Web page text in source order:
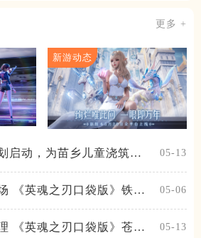
更多 +
新游动态
启动，为苗乡儿童浇筑梦
05-13
《英魂之刃口袋版》铁扇
05-06
《英魂之刃口袋版》苍天
05-13